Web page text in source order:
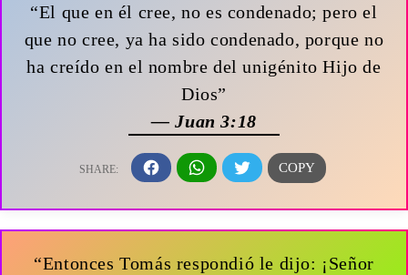
“El que en él cree, no es condenado; pero el
que no cree, ya ha sido condenado, porque no
ha creído en el nombre del unigénito Hijo de
Dios”
— Juan 3:18
“Entonces Tomás respondió le dijo: ¡Señor